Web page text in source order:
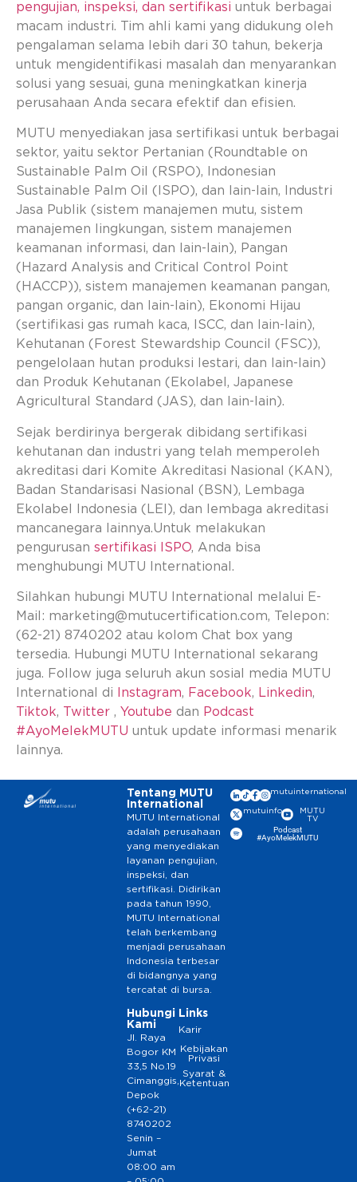
pengujian, inspeksi, dan sertifikasi untuk berbagai
macam industri. Tim ahli kami yang didukung oleh
pengalaman selama lebih dari 30 tahun, bekerja
untuk mengidentifikasi masalah dan menyarankan
solusi yang sesuai, guna meningkatkan kinerja
perusahaan Anda secara efektif dan efisien.
MUTU menyediakan jasa sertifikasi untuk berbagai
sektor, yaitu sektor Pertanian (Roundtable on
Sustainable Palm Oil (RSPO), Indonesian
Sustainable Palm Oil (ISPO), dan lain-lain, Industri
Jasa Publik (sistem manajemen mutu, sistem
manajemen lingkungan, sistem manajemen
keamanan informasi, dan lain-lain), Pangan
(Hazard Analysis and Critical Control Point
(HACCP)), sistem manajemen keamanan pangan,
pangan organic, dan lain-lain), Ekonomi Hijau
(sertifikasi gas rumah kaca, ISCC, dan lain-lain),
Kehutanan (Forest Stewardship Council (FSC)),
pengelolaan hutan produksi lestari, dan lain-lain)
dan Produk Kehutanan (Ekolabel, Japanese
Agricultural Standard (JAS), dan lain-lain).
Sejak berdirinya bergerak dibidang sertifikasi
kehutanan dan industri yang telah memperoleh
akreditasi dari Komite Akreditasi Nasional (KAN),
Badan Standarisasi Nasional (BSN), Lembaga
Ekolabel Indonesia (LEI), dan lembaga akreditasi
mancanegara lainnya.Untuk melakukan
pengurusan sertifikasi ISPO, Anda bisa
menghubungi MUTU International.
Silahkan hubungi MUTU International melalui E-
Mail: marketing@mutucertification.com, Telepon:
(62-21) 8740202 atau kolom Chat box yang
tersedia. Hubungi MUTU International sekarang
juga. Follow juga seluruh akun sosial media MUTU
International di
Instagram, Facebook, Linkedin,
Tiktok, Twitter , Youtube dan Podcast
#AyoMelekMUTU untuk update informasi menarik
lainnya.
Tentang MUTU
International
MUTU International
adalah perusahaan
yang menyediakan
layanan pengujian,
inspeksi, dan
sertifikasi. Didirikan
pada tahun 1990,
MUTU International
telah berkembang
menjadi perusahaan
Indonesia terbesar
di bidangnya yang
tercatat di bursa.
Hubungi
Kami
Jl. Raya
Bogor KM
33,5 No.19
Cimanggis,
Depok
(+62-21)
8740202
Senin –
Jumat
08:00 am
Links
Karir
Kebijakan
Privasi
Syarat &
Ketentuan
mutuinternational
mutuinfo
MUTU
TV
Podcast
#AyoMelekMUTU